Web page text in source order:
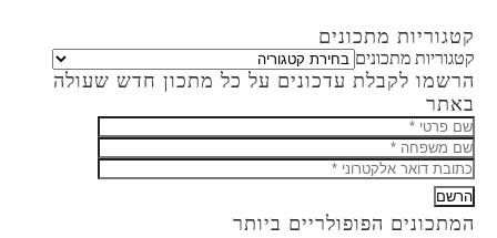
קטגוריות מתכונים
קטגוריות מתכונים
הרשמו לקבלת עדכונים על כל מתכון חדש שעולה
באתר
המתכונים הפופולריים ביותר